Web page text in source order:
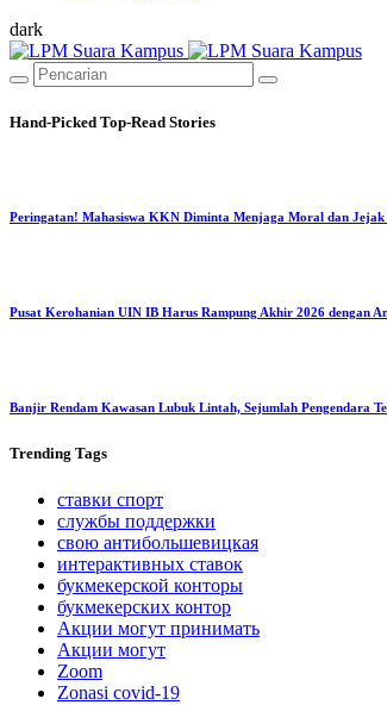
dark
Hand-Picked Top-Read Stories
Peringatan! Mahasiswa KKN Diminta Menjaga Moral dan Jejak
Pusat Kerohanian UIN IB Harus Rampung Akhir 2026 dengan
Banjir Rendam Kawasan Lubuk Lintah, Sejumlah Pengendara
Trending Tags
ставки спорт
службы поддержки
свою антибольшевицкая
интерактивных ставок
букмекерской конторы
букмекерских контор
Акции могут принимать
Акции могут
Zoom
Zonasi covid-19